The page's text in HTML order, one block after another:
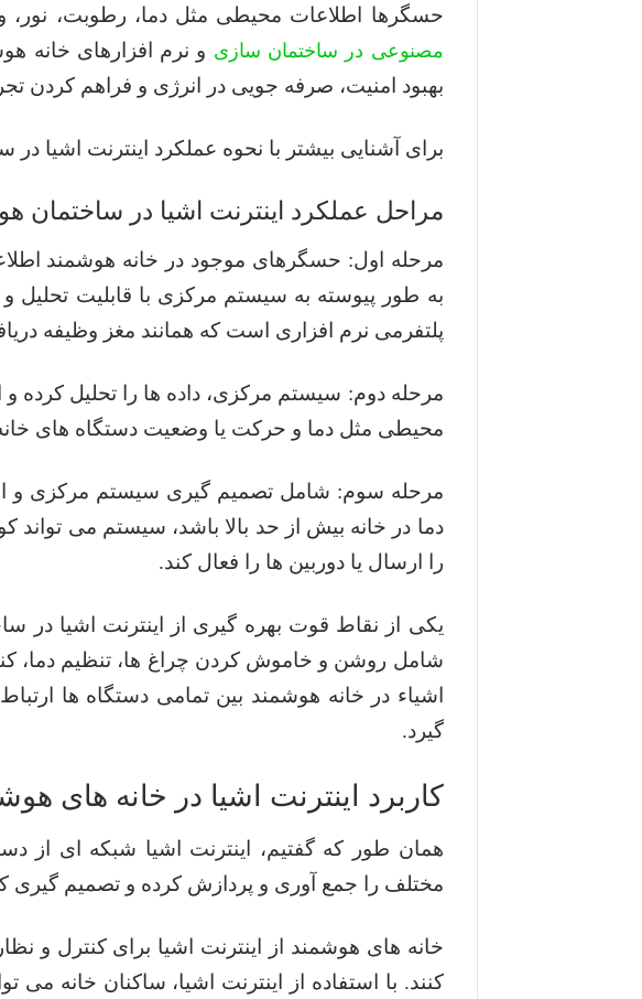
حسگرها اطلاعات محیطی مثل دما، رطوبت،
مصنوعی در ساختمان سازی و نرم افزارهای خانه
بهبود امنیت، صرفه جویی در انرژی و فراهم کردن
برای آشنایی بیشتر با نحوه عملکرد اینترنت اشیا
مراحل عملکرد اینترنت اشیا در ساختمان
مرحله اول: حسگرهای موجود در خانه هوشمند
به طور پیوسته به سیستم مرکزی با قابلیت
پلتفرمی نرم افزاری است که همانند مغز وظیفه
مرحله دوم: سیستم مرکزی، داده ها را تحلیل کرده
محیطی مثل دما و حرکت یا وضعیت دستگاه های
مرحله سوم: شامل تصمیم گیری سیستم مرکزی و
دما در خانه بیش از حد بالا باشد، سیستم می
را ارسال یا دوربین ها را فعال کند.
یکی از نقاط قوت بهره گیری از اینترنت اشیا در
شامل روشن و خاموش کردن چراغ ها، تنظیم دما،
اشیاء در خانه هوشمند بین تمامی دستگاه ها
گیرد.
کاربرد اینترنت اشیا در خانه های
همان طور که گفتیم، اینترنت اشیا شبکه ای از
مختلف را جمع آوری و پردازش کرده و تصمیم گیری
خانه های هوشمند از اینترنت اشیا برای کنترل و
کنند. با استفاده از اینترنت اشیا، ساکنان خانه می